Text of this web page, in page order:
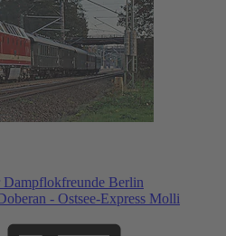
Dampflokfreunde Berlin
- Ostsee-Express Molli